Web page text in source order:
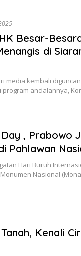
Besar-
di
media kembali
andalannya,
, Prabowo
Pahlawan
Hari Buruh
Nasional
Kenali